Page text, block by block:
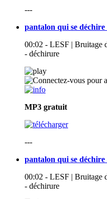
---
pantalon qui se déchire
00:02 - LESF | Bruitage
- déchirure
MP3 gratuit
---
pantalon qui se déchire
00:02 - LESF | Bruitage
- déchirure